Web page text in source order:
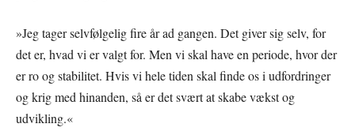
»Jeg tager selvfølgelig fire år ad gangen. Det giver sig selv, for
det er, hvad vi er valgt for. Men vi skal have en periode, hvor der
er ro og stabilitet. Hvis vi hele tiden skal finde os i udfordringer
og krig med hinanden, så er det svært at skabe vækst og
udvikling.«